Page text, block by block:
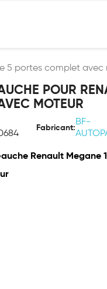
5 portes complet avec
POUR
MOTEUR
Fabricant:
BF-
Renault Megane 1